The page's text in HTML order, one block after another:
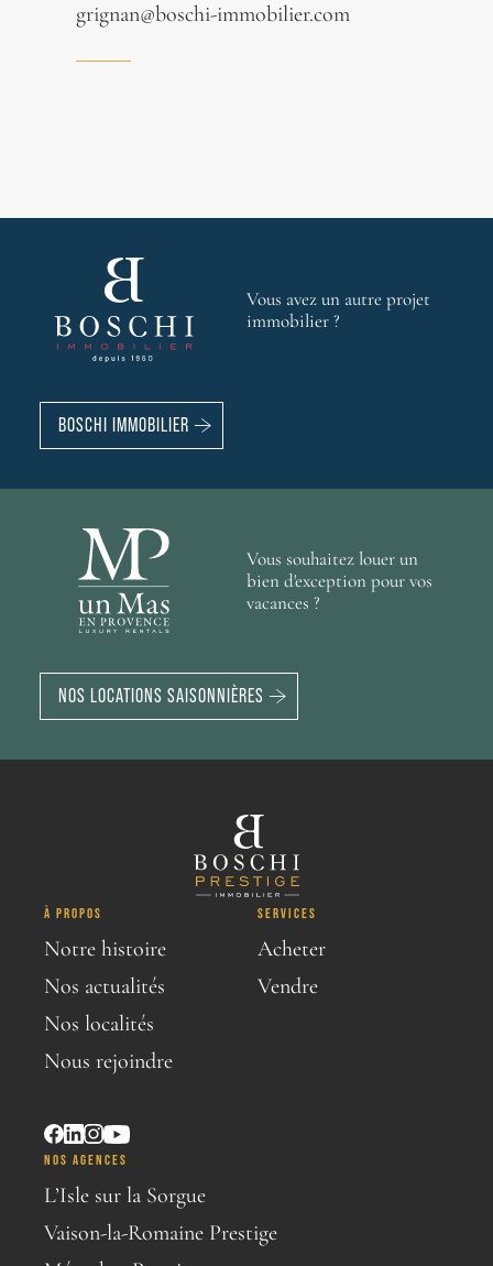
grignan@boschi-immobilier.com
Vous avez un autre projet
immobilier ?
BOSCHI IMMOBILIER
Vous souhaitez louer un
bien d'exception pour vos
vacances ?
NOS LOCATIONS SAISONNIÈRES
À PROPOS
Notre histoire
Nos actualités
Nos localités
Nous rejoindre
SERVICES
Acheter
Vendre
NOS AGENCES
L’Isle sur la Sorgue
Vaison-la-Romaine Prestige